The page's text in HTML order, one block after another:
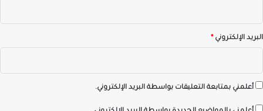
البريد الإلكتروني*
أعلمني بمتابعة التعليقات بواسطة البريد الإلكتروني.